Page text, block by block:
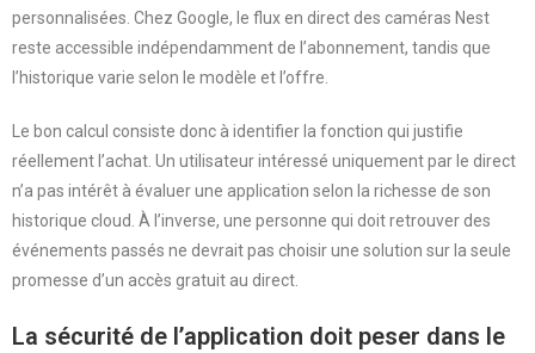
personnalisées. Chez Google, le flux en direct des caméras Nest
reste accessible indépendamment de l’abonnement, tandis que
l’historique varie selon le modèle et l’offre.
Le bon calcul consiste donc à identifier la fonction qui justifie
réellement l’achat. Un utilisateur intéressé uniquement par le direct
n’a pas intérêt à évaluer une application selon la richesse de son
historique cloud. À l’inverse, une personne qui doit retrouver des
événements passés ne devrait pas choisir une solution sur la seule
promesse d’un accès gratuit au direct.
La sécurité de l’application doit peser dans le